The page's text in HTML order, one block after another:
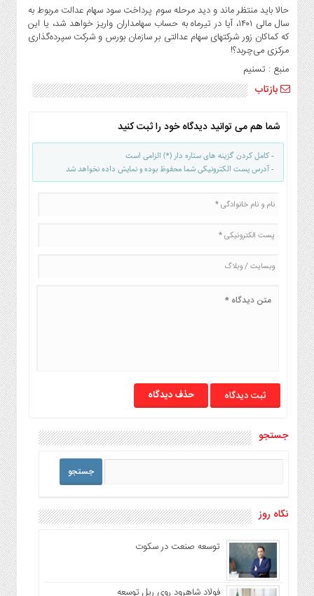
نگاه
روز
گوناگون
حالا باید منتظر ماند و دید مرحله سوم پرداخت سود سهام عدالت مربوط به
سال مالی ۱۴۰۱، آیا در تیرماه به حساب سهامداران واریز خواهد شد، یا این
که کماکان زور شرکتهای سهام عدالتی بر سازمان بورس و شرکت سپرده‌گذاری
مرکزی می‌چربد؟!
منبع : تسنیم
بازتاب
شما هم می توانید دیدگاه خود را ثبت کنید
- کامل کردن گزینه های ستاره دار (*) الزامی است
- آدرس پست الکترونیکی شما محفوظ بوده و نمایش داده نخواهد شد
حذف دیدگاه
جستجو
نگاه روز
توسعه صنعت در سکوت
فولاد شاهرود روی ریل توسعه